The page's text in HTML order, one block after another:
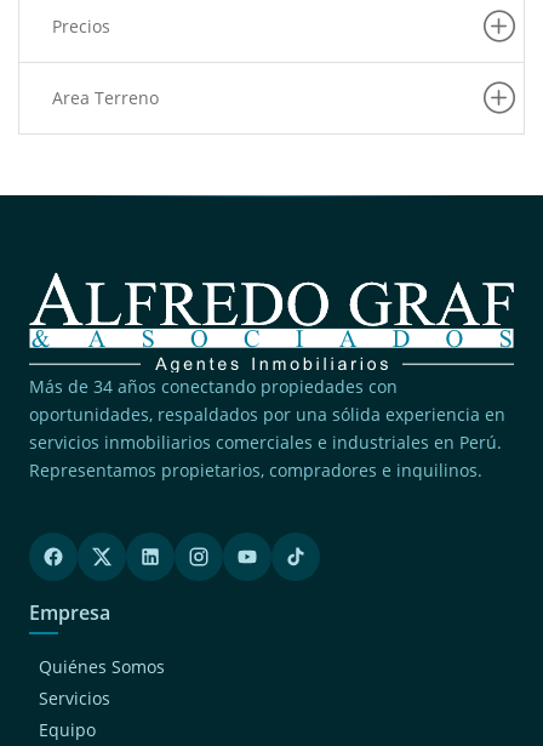
Precios
Area Terreno
Más de 34 años conectando propiedades con
oportunidades, respaldados por una sólida experiencia en
servicios inmobiliarios comerciales e industriales en Perú.
Representamos propietarios, compradores e inquilinos.
Empresa
Quiénes Somos
Servicios
Equipo